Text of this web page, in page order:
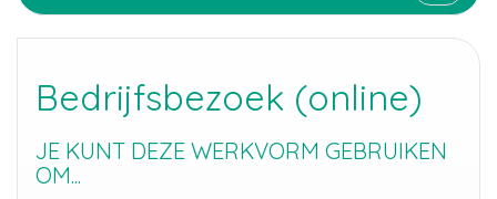
Bedrijfsbezoek (online)
JE KUNT DEZE WERKVORM GEBRUIKEN
OM...